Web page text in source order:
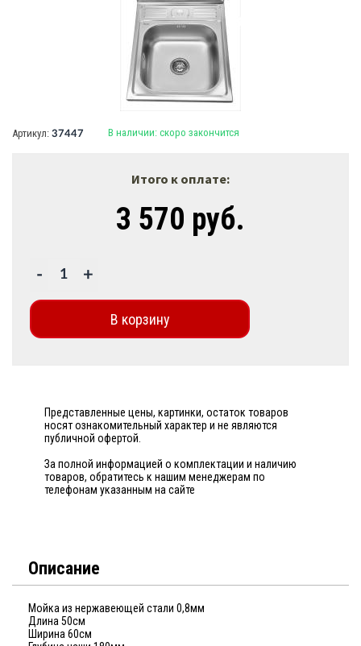
Артикул: 37447 В наличии: скоро закончится
Представленные цены, картинки, остаток товаров
носят ознакомительный характер и не являются
публичной офертой.
За полной информацией о комплектации и наличию
товаров, обратитесь к нашим менеджерам по
телефонам указанным на сайте
Итого к оплате:
3 570 руб.
+
-
В корзину
Описание
Мойка из нержавеющей стали 0,8мм
Длина 50см
Ширина 60см